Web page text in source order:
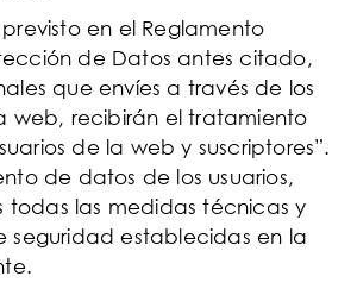
en el Reglamento
de Datos antes citado,
que envíes a través de los
web, recibirán el tratamiento
de la web y suscriptores”.
de datos de los usuarios,
todas las medidas técnicas y
seguridad establecidas en la